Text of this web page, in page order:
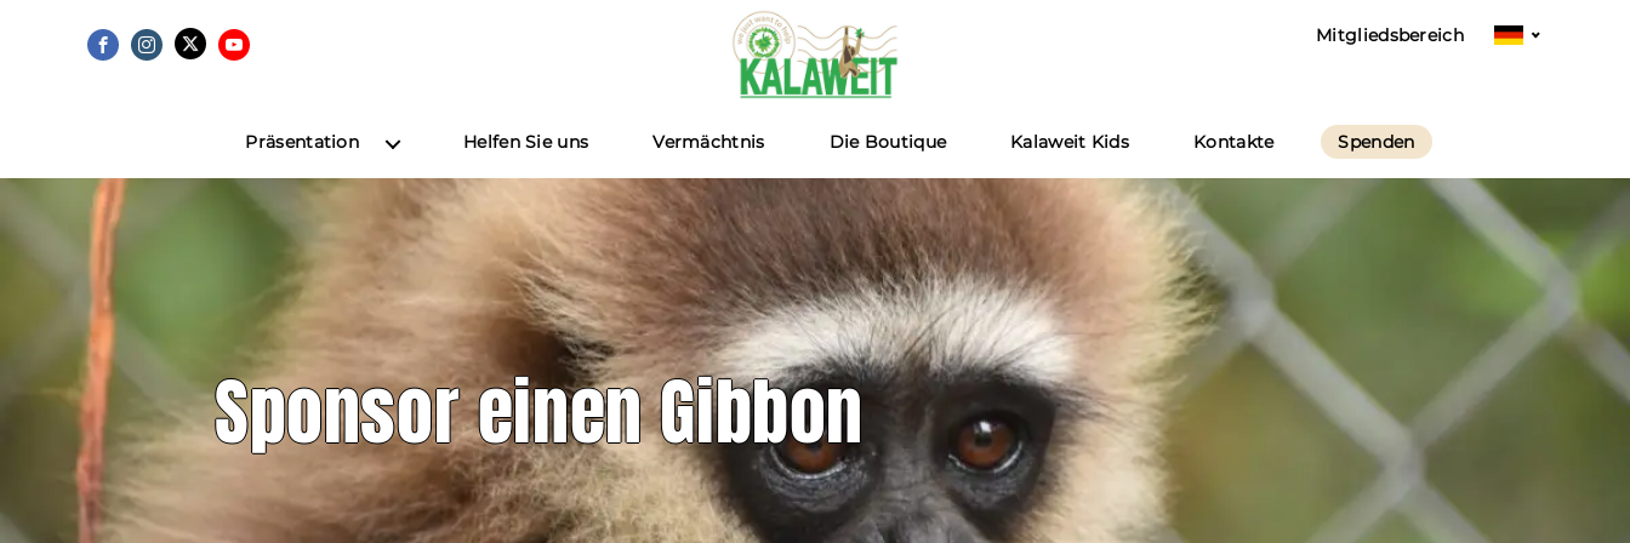
Sprache
Mitgliedsbereich
Präsentation Helfen Sie uns Vermächtnis Die Boutique Kalaweit Kids Kontakte Spenden
Sponsor einen Gibbon